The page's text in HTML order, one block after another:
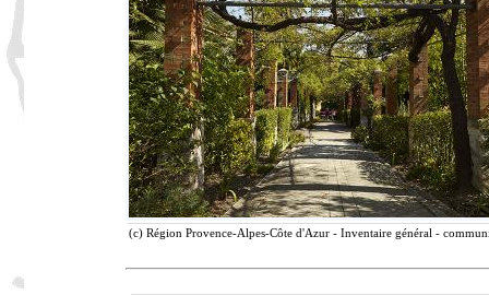
(c) Région Provence-Alpes-Côte d'Azur - Inventaire général -